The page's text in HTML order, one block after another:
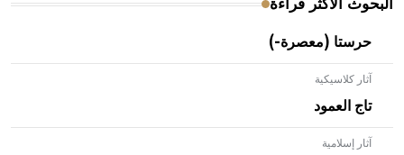
البحوث الأكثر قراءة
حرستا (معصرة-)
آثار كلاسيكية
تاج العمود
آثار إسلامية